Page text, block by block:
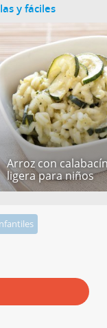
y fáciles
Arroz con
ligera para niños